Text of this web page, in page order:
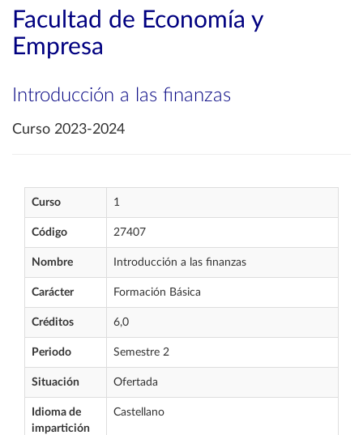
Facultad de Economía y
Empresa
Introducción a las finanzas
Curso 2023-2024
Curso 1
Código 27407
Nombre Introducción a las finanzas
Carácter Formación Básica
Créditos 6,0
Periodo Semestre 2
Situación Ofertada
Idioma de
impartición
Castellano